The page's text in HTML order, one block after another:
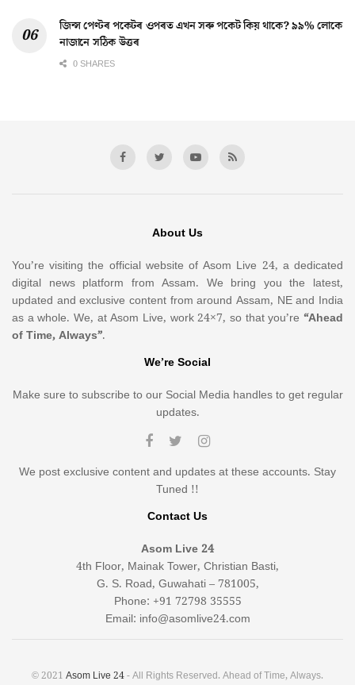
জিন্স পেণ্টৰ পকেটৰ ওপৰত এখন সৰু পকেট কিয় থাকে? ৯৯% লোকে
নাজানে সঠিক উত্তৰ
0 SHARES
About Us
You’re visiting the official website of Asom Live 24, a dedicated
digital news platform from Assam. We bring you the latest,
updated and exclusive content from around Assam, NE and India
as a whole. We, at Asom Live, work 24×7, so that you’re “Ahead
of Time, Always”.
We’re Social
Make sure to subscribe to our Social Media handles to get regular
updates.
We post exclusive content and updates at these accounts. Stay
Tuned !!
Contact Us
Asom Live 24
4th Floor, Mainak Tower, Christian Basti,
G. S. Road, Guwahati – 781005,
Phone: +91 72798 35555
Email: info@asomlive24.com
© 2021 Asom Live 24- All Rights Reserved. Ahead of Time, Always.